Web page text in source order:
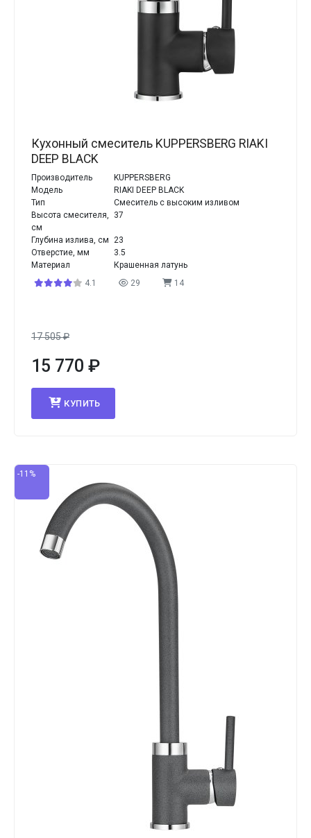
Кухонный смеситель KUPPERSBERG RIAKI
DEEP BLACK
Производитель
KUPPERSBERG
Модель
RIAKI DEEP BLACK
Тип
Смеситель с высоким изливом
Высота смесителя,
см
37
Глубина излива, см 23
Отверстие, мм
3.5
Материал
Крашенная латунь
4.1
29 14
17 505₽
15 770 ₽
КУПИТЬ
-11%